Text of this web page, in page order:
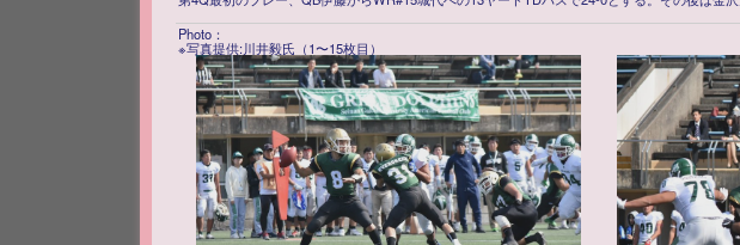
Photo：
※写真提供:川井毅氏（1〜15枚目）